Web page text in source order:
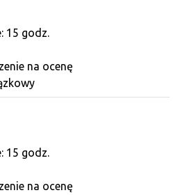
15 godz.
na ocenę
15 godz.
na ocenę